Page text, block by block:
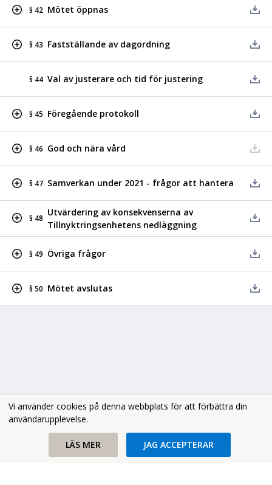
§ 42 Mötet öppnas
§ 43 Fastställande av dagordning
§ 44 Val av justerare och tid för justering
§ 45 Föregående protokoll
§ 46 God och nära vård
§ 47 Samverkan under 2021 - frågor att hantera
§ 48
Utvärdering av konsekvenserna av
Tillnyktringsenhetens nedläggning
§ 49 Övriga frågor
§ 50 Mötet avslutas
Vi använder cookies på denna webbplats för att förbättra din
användarupplevelse.